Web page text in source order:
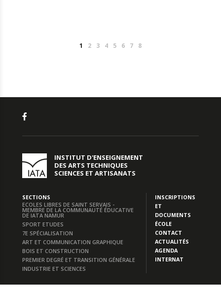
1 2 3 4 5 6 7 8
INSTITUT D'ENSEIGNEMENT
DES ARTS TECHNIQUES
SCIENCES ET ARTISANATS
SECTIONS
ECOLES LIBRES DE SAINT SERVAIS -
MEMBRE DE LA COMMUNAUTÉ ÉDUCATIVE
DE IATA NAMUR
SPORT ETUDES
7E SPÉCIALISATION
ART ET COMMUNICATION GRAPHIQUE
BOIS ET CONSTRUCTION
PREMIER DEGRÉ ET TRANSITION GÉNÉRALE
INDUSTRIE ET SCIENCES
INSCRIPTIONS
ET
DOCUMENTS
ÉCOLE
CONTACT
ACTUALITÉS
AGENDA
INTERNAT